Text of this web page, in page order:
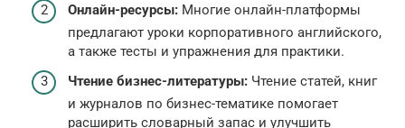
Онлайн-ресурсы: Многие онлайн-платформы
предлагают уроки корпоративного английского,
а также тесты и упражнения для практики.
Чтение бизнес-литературы: Чтение статей, книг
и журналов по бизнес-тематике помогает
расширить словарный запас и улучшить